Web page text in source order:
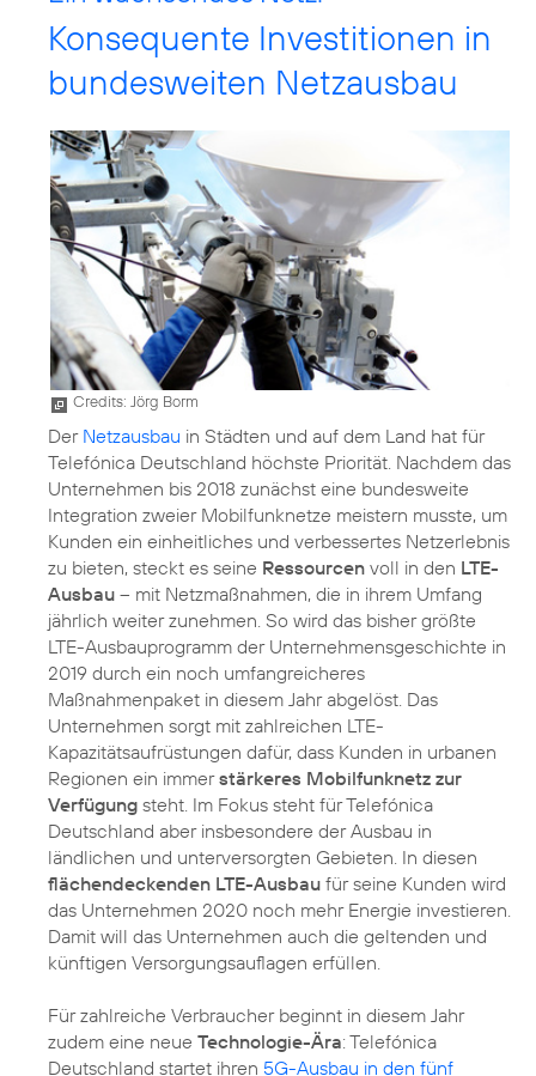
Konsequente Investitionen in
bundesweiten Netzausbau
Credits: Jörg Borm
Der Netzausbau in Städten und auf dem Land hat für
Telefónica Deutschland höchste Priorität. Nachdem das
Unternehmen bis 2018 zunächst eine bundesweite
Integration zweier Mobilfunknetze meistern musste, um
Kunden ein einheitliches und verbessertes Netzerlebnis
zu bieten, steckt es seine Ressourcen voll in den LTE-
Ausbau – mit Netzmaßnahmen, die in ihrem Umfang
jährlich weiter zunehmen. So wird das bisher größte
LTE-Ausbauprogramm der Unternehmensgeschichte in
2019 durch ein noch umfangreicheres
Maßnahmenpaket in diesem Jahr abgelöst. Das
Unternehmen sorgt mit zahlreichen LTE-
Kapazitätsaufrüstungen dafür, dass Kunden in urbanen
Regionen ein immerstärkeres Mobilfunknetz zur
Verfügung steht. Im Fokus steht für Telefónica
Deutschland aber insbesondere der Ausbau in
ländlichen und unterversorgten Gebieten. In diesen
flächendeckenden LTE-Ausbau für seine Kunden wird
das Unternehmen 2020 noch mehr Energie investieren.
Damit will das Unternehmen auch die geltenden und
künftigen Versorgungsauflagen erfüllen.
Für zahlreiche Verbraucher beginnt in diesem Jahr
zudem eine neue Technologie-Ära: Telefónica
Deutschland startet ihren 5G-Ausbau in den fünf